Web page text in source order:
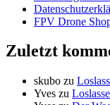
FPV Drone
Zuletzt
skubo zu
Yves zu